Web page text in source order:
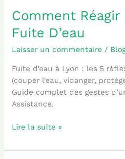
Comment Réagir
Fuite D’eau
Laisser un commentaire /
Fuite d’eau à Lyon : les 5
(couper l’eau, vidanger,
Guide complet des gestes
Assistance.
Lire la suite »